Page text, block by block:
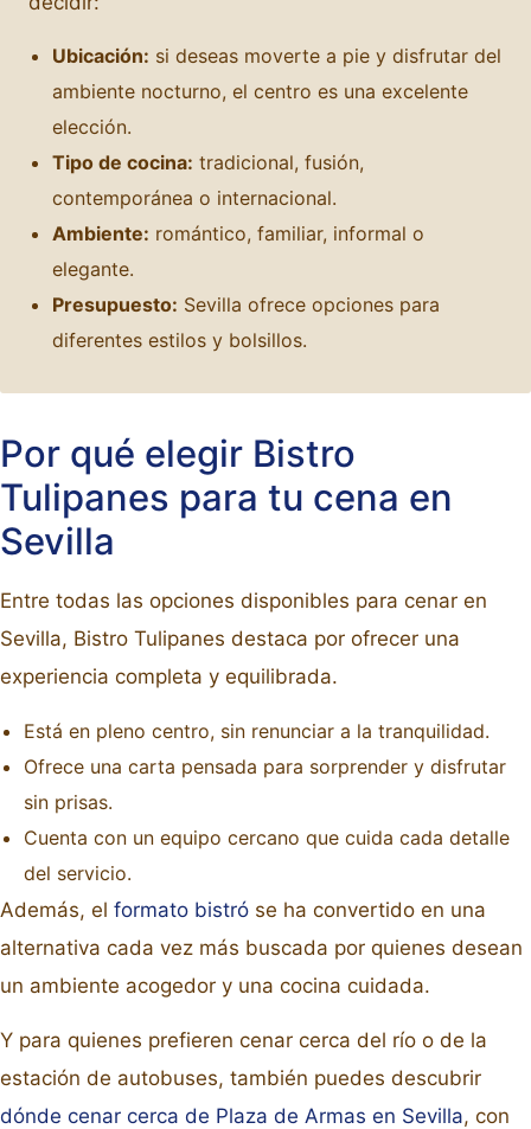
Ubicación: si deseas moverte a pie y disfrutar del
ambiente nocturno, el centro es una excelente
elección.
Tipo de cocina: tradicional, fusión,
contemporánea o internacional.
Ambiente: romántico, familiar, informal o
elegante.
Presupuesto: Sevilla ofrece opciones para
diferentes estilos y bolsillos.
Por qué elegir Bistro
Tulipanes para tu cena en
Sevilla
Entre todas las opciones disponibles para cenar en
Sevilla, Bistro Tulipanes destaca por ofrecer una
experiencia completa y equilibrada.
Está en pleno centro, sin renunciar a la tranquilidad.
Ofrece una carta pensada para sorprender y disfrutar
sin prisas.
Cuenta con un equipo cercano que cuida cada detalle
del servicio.
Además, el formato bistró se ha convertido en una
alternativa cada vez más buscada por quienes desean
un ambiente acogedor y una cocina cuidada.
Y para quienes prefieren cenar cerca del río o de la
estación de autobuses, también puedes descubrir
dónde cenar cerca de Plaza de Armas en Sevilla, con